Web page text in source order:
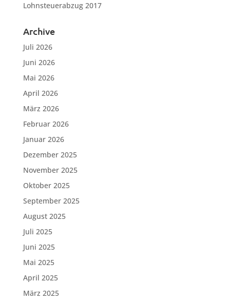
Lohnsteuerabzug 2017
Archive
Juli 2026
Juni 2026
Mai 2026
April 2026
März 2026
Februar 2026
Januar 2026
Dezember 2025
November 2025
Oktober 2025
September 2025
August 2025
Juli 2025
Juni 2025
Mai 2025
April 2025
März 2025